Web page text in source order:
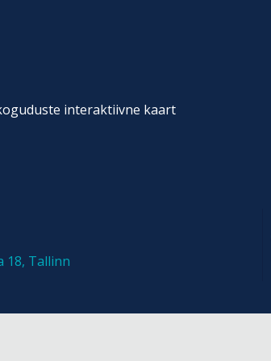
interaktiivne kaart
18, Tallinn